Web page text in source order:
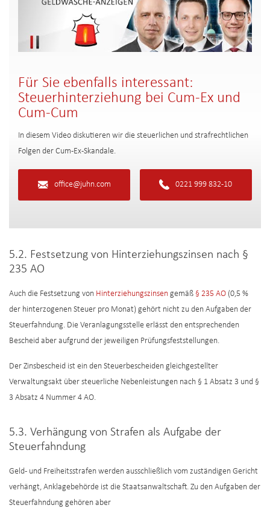
Für Sie ebenfalls interessant:
Steuerhinterziehung bei Cum-Ex und
Cum-Cum
In diesem Video diskutieren wir die steuerlichen und strafrechtlichen
Folgen der Cum-Ex-Skandale.
office@juhn.com 0221 999 832-10
5.2. Festsetzung von Hinterziehungszinsen nach §
235 AO
Auch die Festsetzung von Hinterziehungszinsen gemäß § 235 AO (0,5 %
der hinterzogenen Steuer pro Monat) gehört nicht zu den Aufgaben der
Steuerfahndung. Die Veranlagungsstelle erlässt den entsprechenden
Bescheid aber aufgrund der jeweiligen Prüfungsfeststellungen.
Der Zinsbescheid ist ein den Steuerbescheiden gleichgestellter
Verwaltungsakt über steuerliche Nebenleistungen nach § 1 Absatz 3 und §
3 Absatz 4 Nummer 4 AO.
5.3. Verhängung von Strafen als Aufgabe der
Steuerfahndung
Geld- und Freiheitsstrafen werden ausschließlich vom zuständigen Gericht
verhängt, Anklagebehörde ist die Staatsanwaltschaft. Zu den Aufgaben der
Steuerfahndung gehören aber